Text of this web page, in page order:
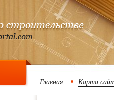
Главная Карта